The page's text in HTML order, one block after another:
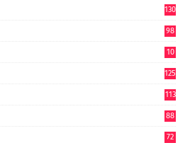
130
98
10
125
113
88
72